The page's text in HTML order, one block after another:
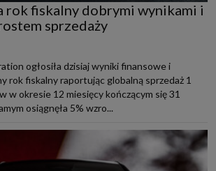
rok fiskalny dobrymi wynikami i
sprzedaży
ogłosiła dzisiaj wyniki finansowe i
rok fiskalny raportując globalną sprzedaż 1
w okresie 12 miesięcy kończącym się 31
osiągnęła 5% wzro...